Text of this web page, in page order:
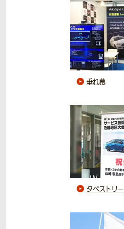
垂れ幕
タペストリー